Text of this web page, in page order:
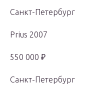
Санкт-Петербург
Prius 2007
550 000 ₽
Санкт-Петербург